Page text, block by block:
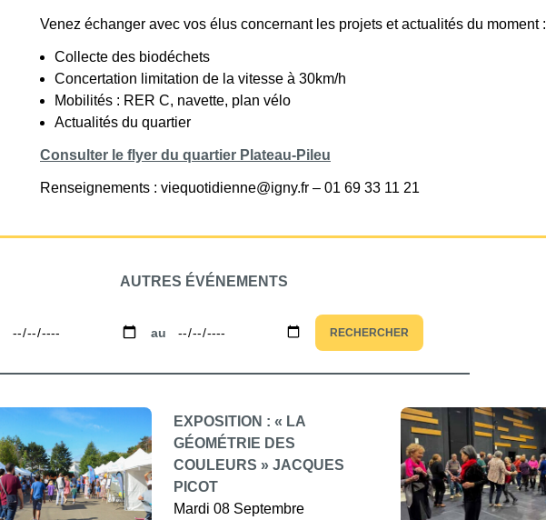
Venez échanger avec vos élus concernant les projets et actualités du moment :
Collecte des biodéchets
Concertation limitation de la vitesse à 30km/h
Mobilités : RER C, navette, plan vélo
Actualités du quartier
Consulter le flyer du quartier Plateau-Pileu
Renseignements : viequotidienne@igny.fr – 01 69 33 11 21
AUTRES ÉVÉNEMENTS
au RECHERCHER
EXPOSITION : « LA
GÉOMÉTRIE DES
COULEURS » JACQUES
PICOT
Mardi 08 Septembre